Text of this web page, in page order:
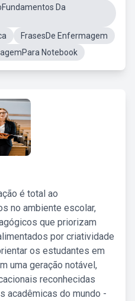
Da
FrasesDe Enfermagem
Notebook
é total ao
no ambiente escolar,
que priorizam
por criatividade
os estudantes em
uma geração notável,
reconhecidas
acadêmicas do mundo -